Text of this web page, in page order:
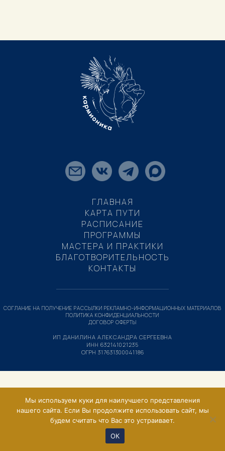
ГЛАВНАЯ
КАРТА ПУТИ
РАСПИСАНИЕ
ПРОГРАММЫ
МАСТЕРА И ПРАКТИКИ
БЛАГОТВОРИТЕЛЬНОСТЬ
КОНТАКТЫ
ИП ДАНИЛИНА АЛЕКСАНДРА СЕРГЕЕВНА
ИНН 632141021235
ОГРН 317631300041186
СОГЛАНИЕ НА ПОЛУЧЕНИЕ РАССЫЛКИ РЕКЛАМНО-ИНФОРМАЦИОННЫХ МАТЕРИАЛОВ
ПОЛИТИКА КОНФИДЕНЦИАЛЬНОСТИ
ДОГОВОР ОФЕРТЫ
Мы используем куки для наилучшего представления
нашего сайта. Если Вы продолжите использовать сайт, мы
будем считать что Вас это устраивает.
ОК